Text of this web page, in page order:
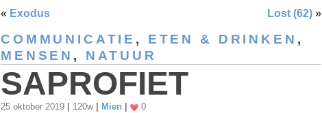
« Exodus Lost (62) »
COMMUNICATIE , ETEN & DRINKEN ,
MENSEN , NATUUR
SAPROFIET
25 oktober 2019 120w Mien 0